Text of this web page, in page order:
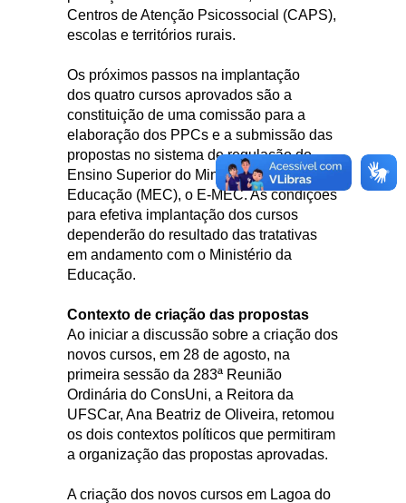
Centros de Atenção Psicossocial (CAPS),
escolas e territórios rurais.
Os próximos passos na implantação
dos quatro cursos aprovados são a
constituição de uma comissão para a
elaboração dos PPCs e a submissão das
propostas no sistema de regulação do
Ensino Superior do Ministério da
Educação (MEC), o E-MEC. As condições
para efetiva implantação dos cursos
dependerão do resultado das tratativas
em andamento com o Ministério da
Educação.
Contexto de criação das propostas
Ao iniciar a discussão sobre a criação dos
novos cursos, em 28 de agosto, na
primeira sessão da 283ª Reunião
Ordinária do ConsUni, a Reitora da
UFSCar, Ana Beatriz de Oliveira, retomou
os dois contextos políticos que permitiram
a organização das propostas aprovadas.
A criação dos novos cursos em Lagoa do